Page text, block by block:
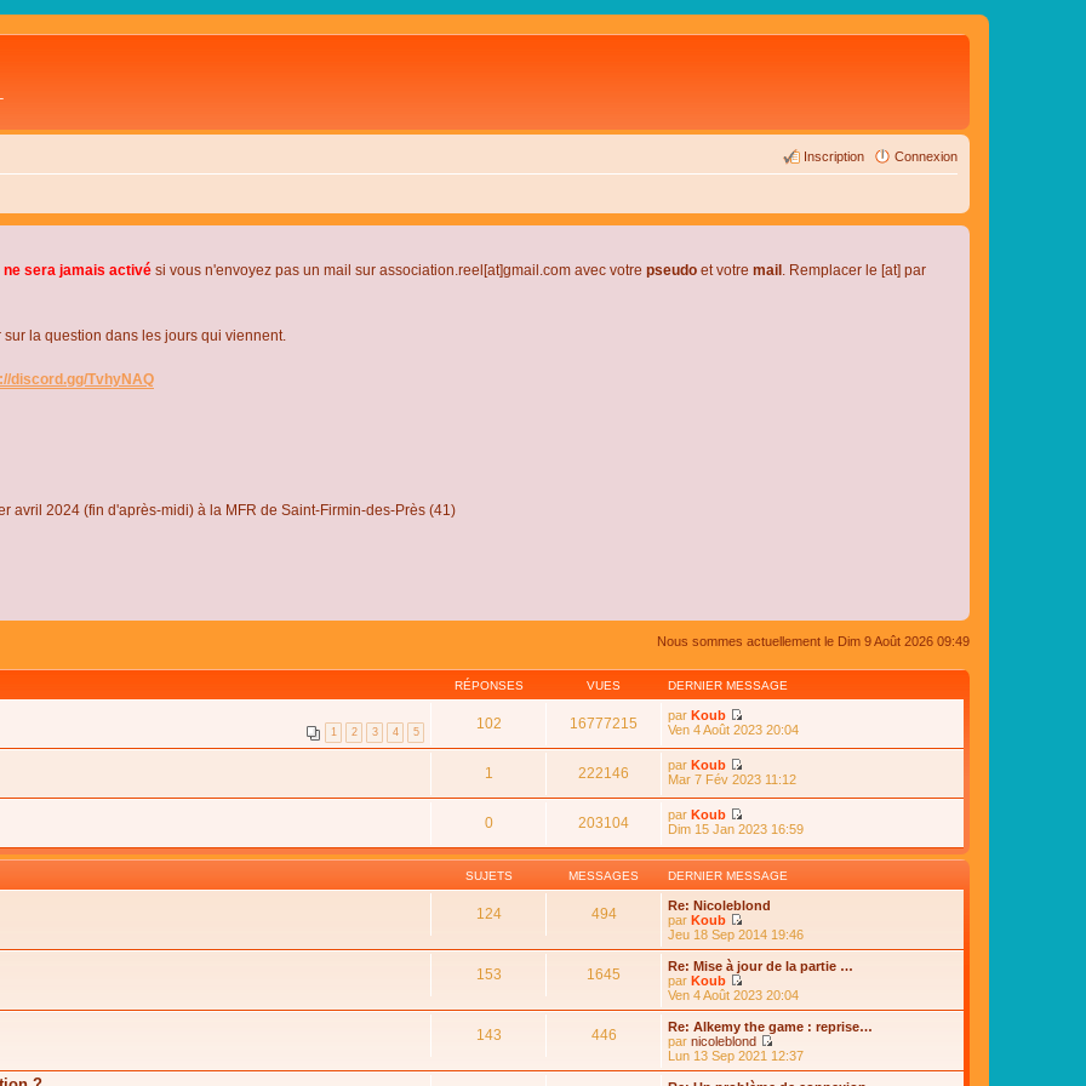
Connexion
Inscription
sera jamais activé si vous n'envoyez pas un mail sur association.reel[at]gmail.com avec votre pseudo et votre mail . Remplacer le [at] par
la question dans les jours qui viennent.
discord.gg/TvhyNAQ
avril 2024 (fin d'après-midi) à la MFR de Saint-Firmin-des-Près (41)
Nous sommes actuellement le Dim 9 Août 2026 09:49
RÉPONSES VUES DERNIER MESSAGE
1 2 3 4 5 102 16777215 par Koub
C
u
l
e
l
e
d
e
n
r
m
e
s
a
g
e
Ven 4 Août 2023 20:04
1 222146 par Koub
C
u
l
t
e
r
l
d
e
r
i
e
r
m
e
s
s
Mar 7 Fév 2023 11:12
0 203104 par Koub
C
n
s
u
l
t
e
r
e
e
r
n
i
e
r
Dim 15 Jan 2023 16:59
SUJETS MESSAGES DERNIER MESSAGE
124 494
Re: Nicoleblond
par Koub
C
o
n
s
u
l
e
r
l
Jeu 18 Sep 2014 19:46
153 1645
Re: Mise à jour de la partie …
par Koub
C
o
n
s
u
l
t
Ven 4 Août 2023 20:04
143 446
Re: Alkemy the game : reprise…
par nicoleblond
C
o
n
Lun 13 Sep 2021 12:37